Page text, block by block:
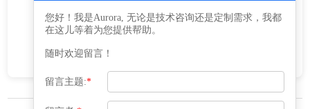
广泛应用于化工、石油、食品、制药、能源等行
业，用于储存、运输和反应等过程。
您好！我是Aurora, 无论是技术咨询还是定制需求，我都
在这儿等着为您提供帮助。
随时欢迎留言！
留言主题:*